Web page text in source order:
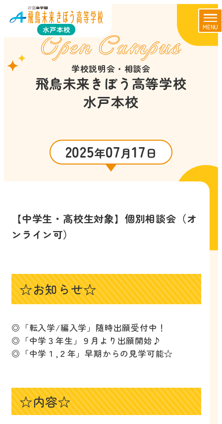
水戸本校 MENU
Open Campus
学校説明会・相談会
飛鳥未来きぼう高等学校
水戸本校
2025年07月17日
【中学生・高校生対象】個別相談会（オ
ンライン可）
☆お知らせ☆
◎「転入学/編入学」随時出願受付中！
◎「中学３年生」９月より出願開始♪
◎「中学１,２年」早期からの見学可能☆
☆内容☆